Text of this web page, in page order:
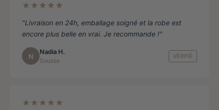
★★★★★
"Livraison en 24h, emballage soigné et la robe est
encore plus belle en vrai. Je recommande !"
N
Nadia H.
Sousse
VÉRIFIÉ
★★★★★